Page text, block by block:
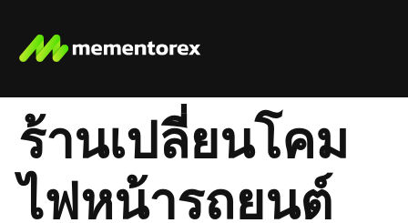
ร้านเปลี่ยนโคม
ไฟหน้ารถยนต์